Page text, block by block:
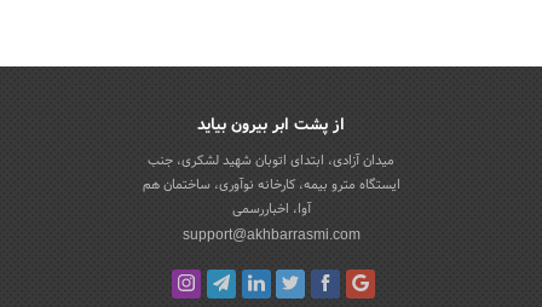
از پشت ابر بیرون بیاید
میدان آزادی، ابتدای اتوبان شهید لشکری، جنب
ایستگاه مترو بیمه، کارخانه نوآوری، ساختمان هم
آوا، اخباررسمی
support@akhbarrasmi.com